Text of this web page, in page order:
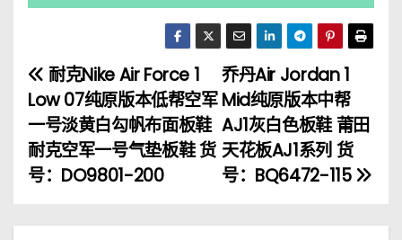
文
章
导
航
乔丹Air Jordan 1
Mid纯原版本中帮
AJ1灰白色板鞋 莆田
天花板AJ1系列 货
号：BQ6472-115
耐克Nike Air Force 1
Low 07纯原版本低帮空军
一号淡黄白勾帆布面板鞋
耐克空军一号气垫板鞋 货
号：DO9801-200